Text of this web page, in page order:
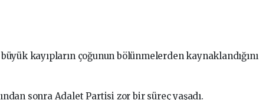
kayıpların çoğunun bölünmelerden kaynaklandığını
sonra Adalet Partisi zor bir süreç yaşadı.